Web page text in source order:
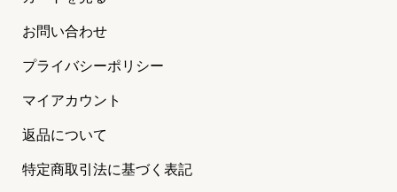
お問い合わせ
プライバシーポリシー
マイアカウント
返品について
特定商取引法に基づく表記